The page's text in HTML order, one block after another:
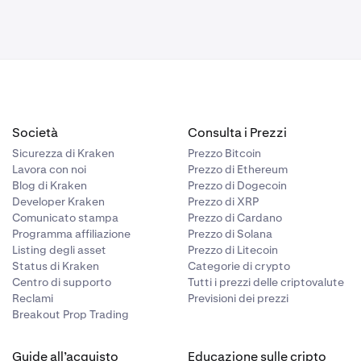
sul
non può
Se la
Puoi
Società
Sicurezza di Kraken
Lavora con noi
Blog di Kraken
Developer Kraken
Comunicato stampa
Programma affiliazione
Listing degli asset
Status di Kraken
Centro di supporto
Reclami
Breakout Prop Trading
Consulta i Prezzi
Prezzo Bitcoin
Prezzo di Ethereum
Prezzo di Dogecoin
Prezzo di XRP
Prezzo di Cardano
Prezzo di Solana
Prezzo di Litecoin
Categorie di crypto
Tutti i prezzi delle criptovalute
Previsioni dei prezzi
Guide all’acquisto Educazione sulle cripto